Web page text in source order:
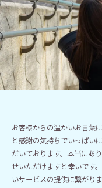
お客様からの温かいお言葉
と感謝の気持ちでいっぱい
だいております。本当にあ
せいただけますと幸いです
いサービスの提供に繋がり